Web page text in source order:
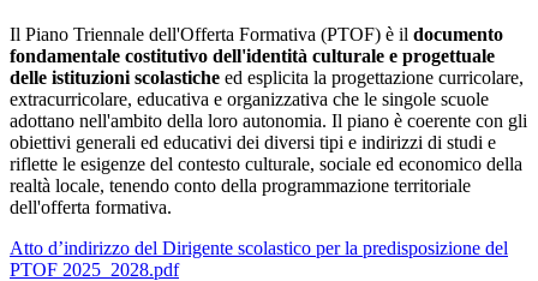
Il Piano Triennale dell'Offerta Formativa (PTOF) è il documento
fondamentale costitutivo dell'identità culturale e progettuale
delle istituzioni scolastiche ed esplicita la progettazione curricolare,
extracurricolare, educativa e organizzativa che le singole scuole
adottano nell'ambito della loro autonomia. Il piano è coerente con gli
obiettivi generali ed educativi dei diversi tipi e indirizzi di studi e
riflette le esigenze del contesto culturale, sociale ed economico della
realtà locale, tenendo conto della programmazione territoriale
dell'offerta formativa.
Atto d’indirizzo del Dirigente scolastico per la predisposizione del
PTOF 2025_2028.pdf